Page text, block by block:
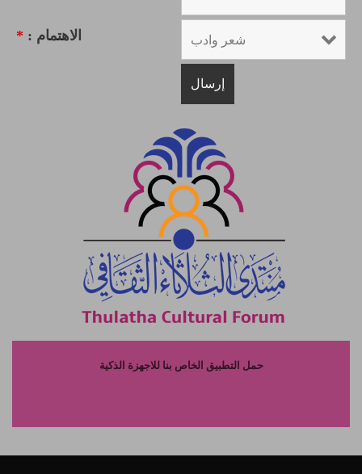
الاهتمام : *
حمل التطبيق الخاص بنا للاجهزة الذكية